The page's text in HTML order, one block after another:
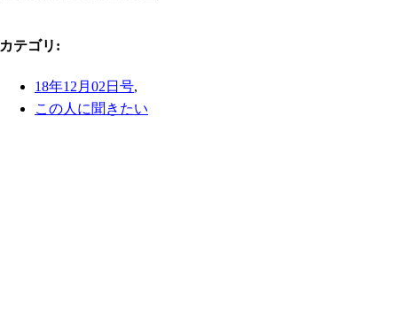
カテゴリ :
18年12月02日号,
この人に聞きたい